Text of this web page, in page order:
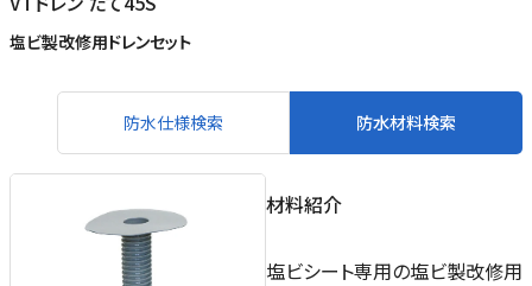
塩ビ製改修用ドレンセット
防水仕様検索 防水材料検索
材料紹介
塩ビシート専用の塩ビ製改修用